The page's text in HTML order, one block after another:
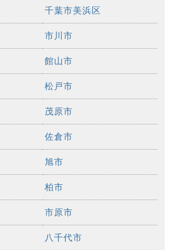
千葉市美浜区
市川市
館山市
松戸市
茂原市
佐倉市
旭市
柏市
市原市
八千代市